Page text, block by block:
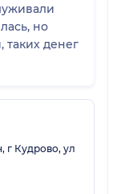
но
таких денег
г Кудрово, ул